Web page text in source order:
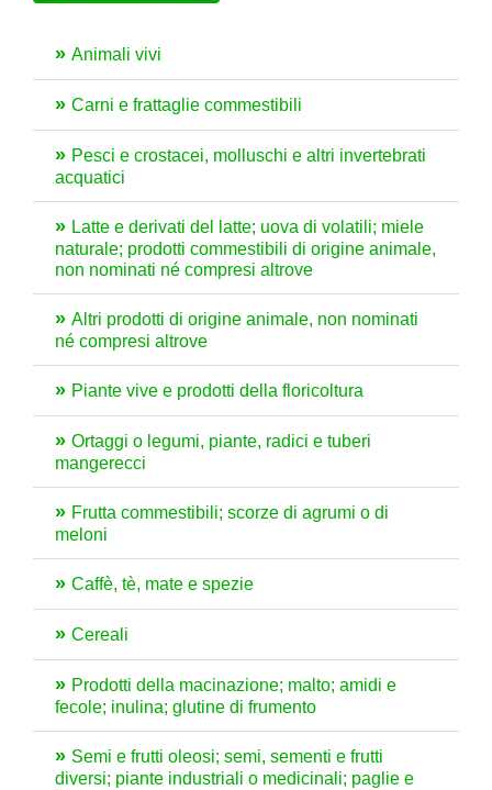
Animali vivi
Carni e frattaglie commestibili
Pesci e crostacei, molluschi e altri invertebrati
acquatici
Latte e derivati del latte; uova di volatili; miele
naturale; prodotti commestibili di origine animale,
non nominati né compresi altrove
Altri prodotti di origine animale, non nominati
né compresi altrove
Piante vive e prodotti della floricoltura
Ortaggi o legumi, piante, radici e tuberi
mangerecci
Frutta commestibili; scorze di agrumi o di
meloni
Caffè, tè, mate e spezie
Cereali
Prodotti della macinazione; malto; amidi e
fecole; inulina; glutine di frumento
Semi e frutti oleosi; semi, sementi e frutti
diversi; piante industriali o medicinali; paglie e